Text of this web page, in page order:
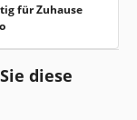
für Zuhause
diese